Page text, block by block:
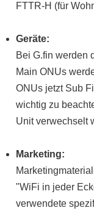
FTTR-H (für
Geräte:
Bei G.fin werden
Main ONUs
ONUs jetzt Sub
wichtig zu
Unit verwechselt
Marketing:
"WiFi in jeder
verwendete